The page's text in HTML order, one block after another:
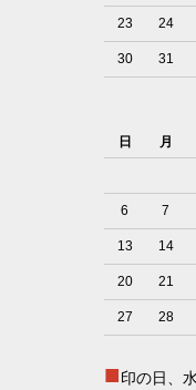
23 24
30 31
日
月
6 7
13 14
20 21
27 28
■印の日、